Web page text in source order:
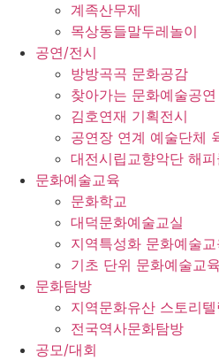
계족산무제
목상동들말두레놀이
공연/전시
방방곡곡 문화공감
찾아가는 문화예술공연
김호연재 기획전시
공연장 연계 예술단체
대전시립교향악단 해피
문화예술교육
문화학교
대덕문화예술교실
지역특성화 문화예술교
기초 단위 문화예술교
문화탐방
지역문화유산 스토리텔
전국역사문화탐방
공모/대회